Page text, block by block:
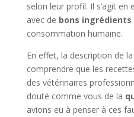
selon leur profil. Il s’agit en
avec de bons
consommation humaine.
En effet, la description de
comprendre que les
des vétérinaires
douté comme vous de la
avions eu à penser à ces